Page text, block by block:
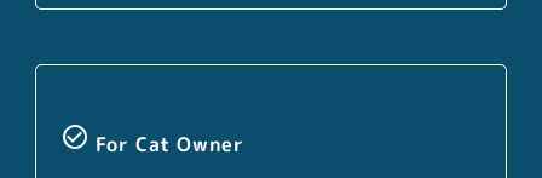
check_circle_outline For Cat Owner